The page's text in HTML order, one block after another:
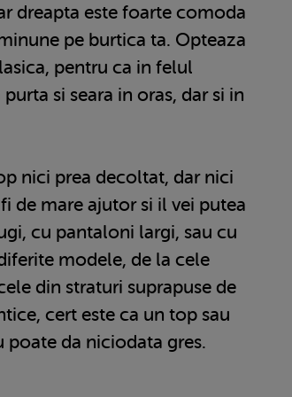
dreapta este foarte comoda
pe burtica ta. Opteaza
pentru ca in felul
si seara in oras, dar si in
nici prea decoltat, dar nici
de mare ajutor si il vei putea
cu pantaloni largi, sau cu
modele, de la cele
din straturi suprapuse de
cert este ca un top sau
poate da niciodata gres.